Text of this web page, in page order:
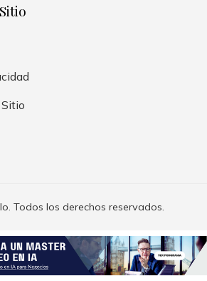
Todos los derechos reservados.